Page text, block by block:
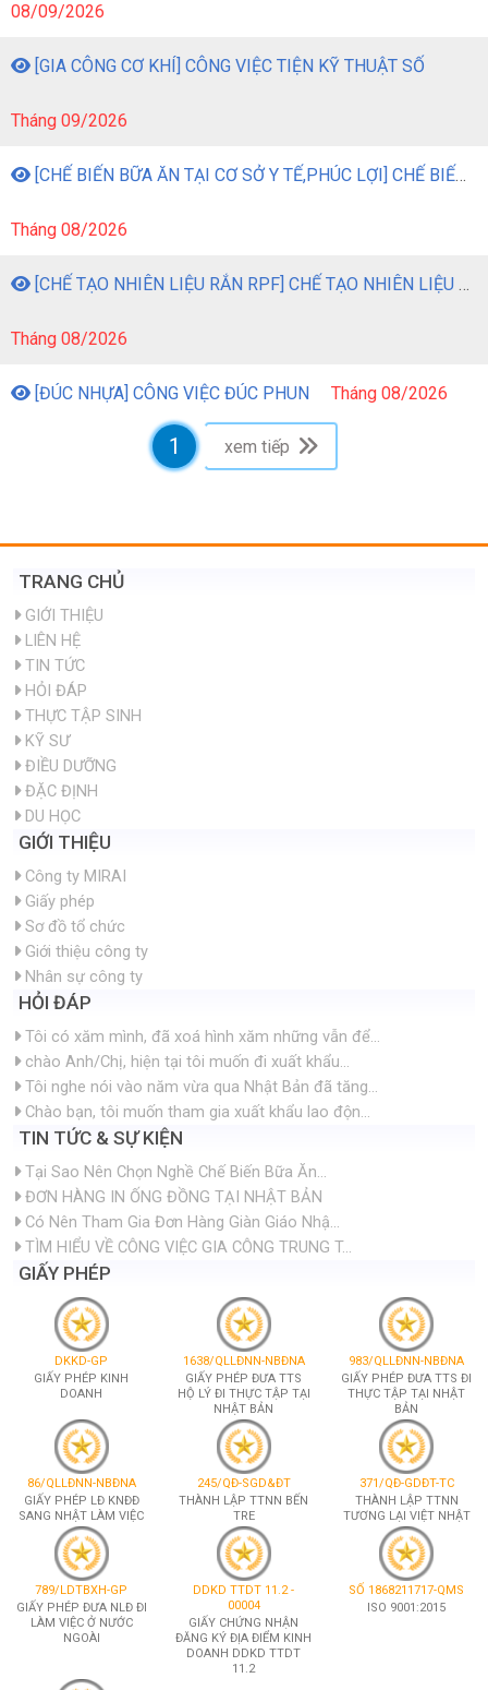
08/09/2026
[GIA CÔNG CƠ KHÍ] CÔNG VIỆC TIỆN KỸ THUẬT SỐ
Tháng 09/2026
[CHẾ BIẾN BỮA ĂN TẠI CƠ SỞ Y TẾ,PHÚC LỢI] CHẾ BIẾN BỮA ĂN TẠI CƠ SỞ Y TẾ, PHÚC LỢI
Tháng 08/2026
[CHẾ TẠO NHIÊN LIỆU RẮN RPF] CHẾ TẠO NHIÊN LIỆU RẮN RPF TỪ CHẤT THẢI NHỰA
Tháng 08/2026
[ĐÚC NHỰA] CÔNG VIỆC ĐÚC PHUN Tháng 08/2026
1 xem tiếp
TRANG CHỦ
GIỚI THIỆU
LIÊN HỆ
TIN TỨC
HỎI ĐÁP
THỰC TẬP SINH
KỸ SƯ
ĐIỀU DƯỠNG
ĐẶC ĐỊNH
DU HỌC
GIỚI THIỆU
Công ty MIRAI
Giấy phép
Sơ đồ tổ chức
Giới thiệu công ty
Nhân sự công ty
HỎI ĐÁP
Tôi có xăm mình, đã xoá hình xăm những vẫn để...
chào Anh/Chị, hiện tại tôi muốn đi xuất khẩu...
Tôi nghe nói vào năm vừa qua Nhật Bản đã tăng...
Chào bạn, tôi muốn tham gia xuất khẩu lao độn...
TIN TỨC & SỰ KIỆN
Tại Sao Nên Chọn Nghề Chế Biến Bữa Ăn...
ĐƠN HÀNG IN ỐNG ĐỒNG TẠI NHẬT BẢN
Có Nên Tham Gia Đơn Hàng Giàn Giáo Nhậ...
TÌM HIỂU VỀ CÔNG VIỆC GIA CÔNG TRUNG T...
GIẤY PHÉP
DKKD-GP
GIẤY PHÉP KINH
DOANH
1638/QLLĐNN-NBĐNA
GIẤY PHÉP ĐƯA TTS
HỘ LÝ ĐI THỰC TẬP TẠI
NHẬT BẢN
983/QLLĐNN-NBĐNA
GIẤY PHÉP ĐƯA TTS ĐI
THỰC TẬP TẠI NHẬT
BẢN
86/QLLĐNN-NBĐNA
GIẤY PHÉP LĐ KNĐĐ
SANG NHẬT LÀM VIỆC
245/QĐ-SGD&ĐT
THÀNH LẬP TTNN BẾN
TRE
371/QĐ-GDĐT-TC
THÀNH LẬP TTNN
TƯƠNG LẠI VIỆT NHẬT
789/LDTBXH-GP
GIẤY PHÉP ĐƯA NLĐ ĐI
LÀM VIỆC Ở NƯỚC
NGOÀI
DDKD TTDT 11.2 -
00004
GIẤY CHỨNG NHẬN
ĐĂNG KÝ ĐỊA ĐIỂM KINH
DOANH DDKD TTDT
11.2
SỐ 1868211717-QMS
ISO 9001:2015